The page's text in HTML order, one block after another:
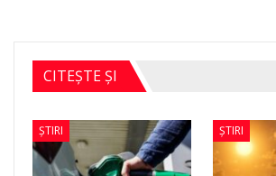
CITEȘTE ȘI
ȘTIRI ȘTIRI